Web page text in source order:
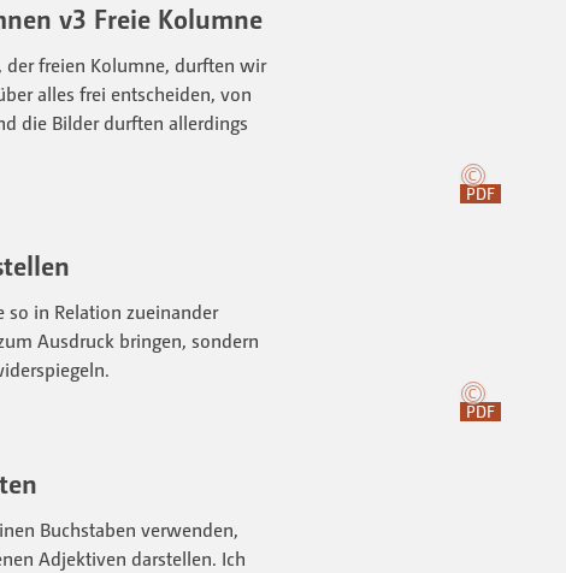
v3 Freie Kolumne
der freien Kolumne, durften wir
alles frei entscheiden, von
die Bilder durften allerdings
PDF
in Relation zueinander
Ausdruck bringen, sondern
PDF
Buchstaben verwenden,
Adjektiven darstellen. Ich